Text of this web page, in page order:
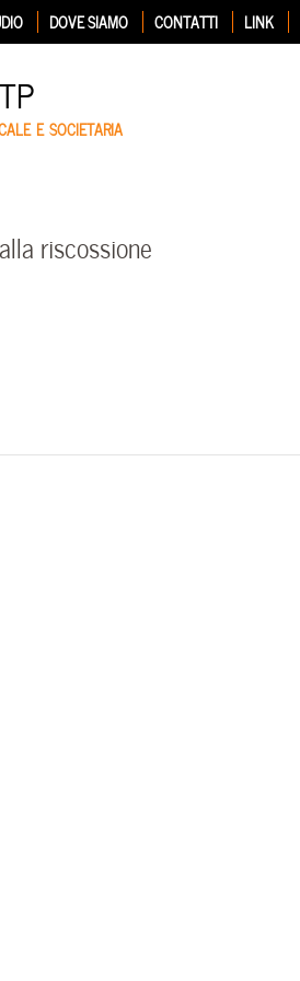
DOVE SIAMO CONTATTI LINK
E SOCIETARIA
riscossione